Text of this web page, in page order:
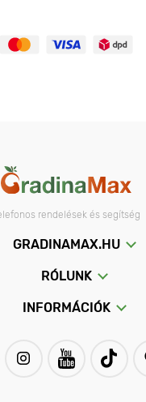
rendelések és segítség
GRADINAMAX.HU
RÓLUNK
INFORMÁCIÓK